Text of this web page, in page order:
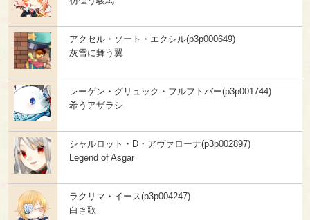
アクセル・ソート・エクシル(p3p000649)
灰雪に舞う翼
レーゲン・グリュック・フルフトバー(p3p001744)
希うアザラシ
シャルロット・D・アヴァローナ(p3p002897)
Legend of Asgar
ラクリマ・イース(p3p004247)
白き歌